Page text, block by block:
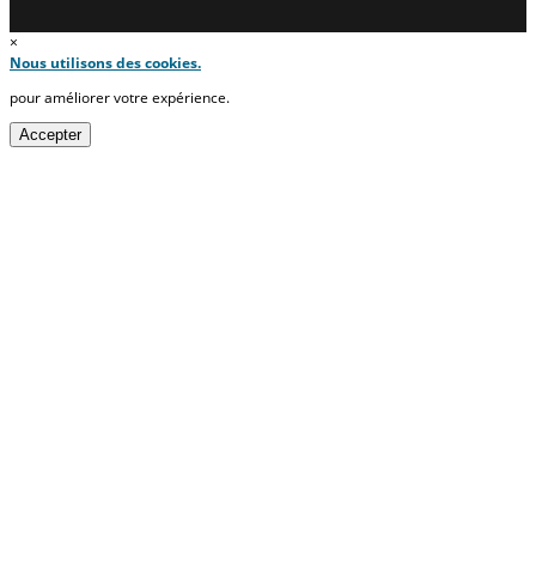
×
Nous utilisons des cookies.
pour améliorer votre expérience.
Accepter